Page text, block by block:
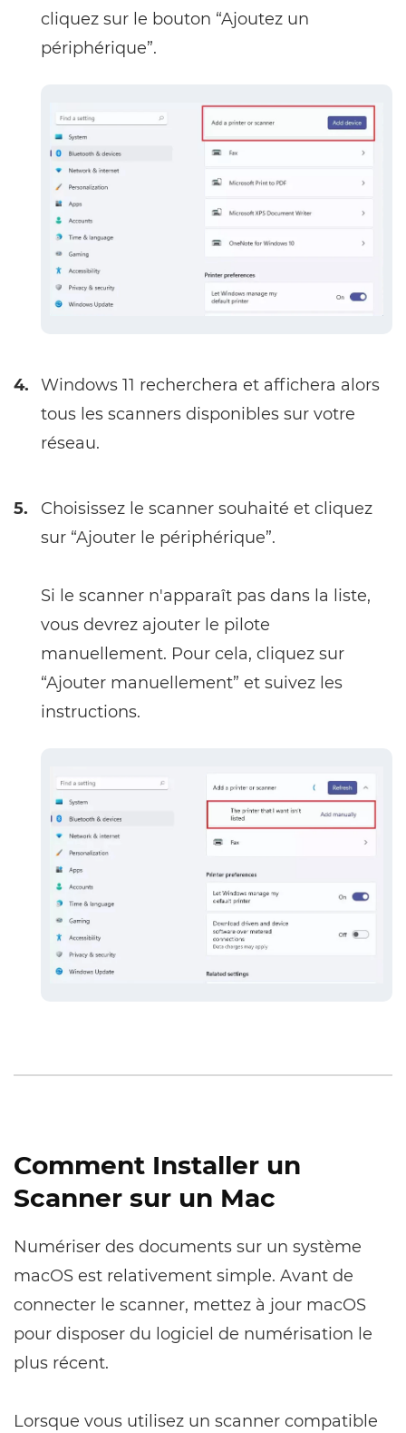
cliquez sur le bouton “Ajoutez un
périphérique”.
4.
Windows 11 recherchera et affichera alors
tous les scanners disponibles sur votre
réseau.
5.
Choisissez le scanner souhaité et cliquez
sur “Ajouter le périphérique”.
Si le scanner n'apparaît pas dans la liste,
vous devrez ajouter le pilote
manuellement. Pour cela, cliquez sur
“Ajouter manuellement” et suivez les
instructions.
Comment Installer un
Scanner sur un Mac
Numériser des documents sur un système
macOS est relativement simple. Avant de
connecter le scanner, mettez à jour macOS
pour disposer du logiciel de numérisation le
plus récent.
Lorsque vous utilisez un scanner compatible